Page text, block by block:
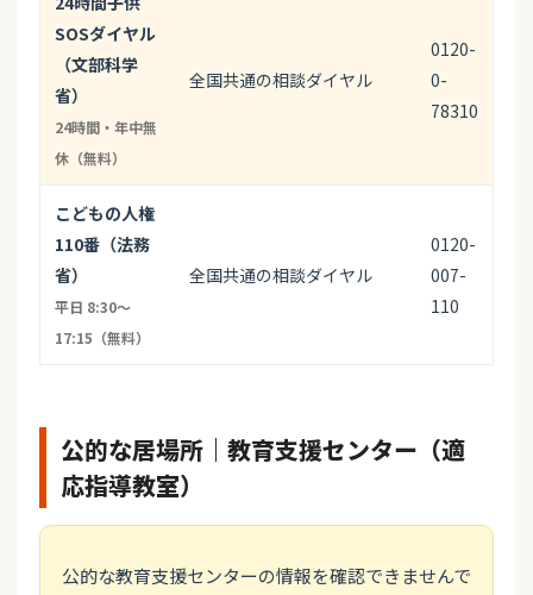
SOSダイヤル
（文部科学
省）
24時間・年中無
休（無料）
全国共通の相談ダイヤル
0120-
0-
78310
こどもの人権
110番（法務
省）
平日 8:30〜
17:15（無料）
全国共通の相談ダイヤル
0120-
007-
110
公的な居場所｜教育支援センター（適
応指導教室）
公的な教育支援センターの情報を確認できませんで